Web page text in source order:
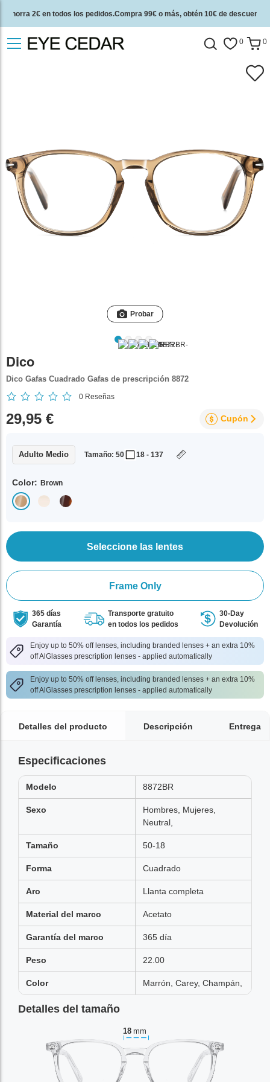
Ahorra 2€ en todos los pedidos.Compra 99€ o más, obtén 10€ de descuento.
2 años de garantía de calidad y 30 días de garantía de devolución del dinero.
0 0
Probar
Dico
Dico Gafas Cuadrado Gafas de prescripción 8872
0 Reseñas
29,95 € Cupón
Adulto Medio Tamaño: 50 18 - 137
Color: Brown
Seleccione las lentes
Frame Only
365 días
Garantía
Transporte gratuito
en todos los pedidos
30-Day
Devolución
Enjoy up to 50% off lenses, including branded lenses + an extra 10%
off AlGlasses prescription lenses - applied automatically
Enjoy up to 50% off lenses, including branded lenses + an extra 10%
off AlGlasses prescription lenses - applied automatically
Detalles del producto Descripción Entrega
Especificaciones
Modelo 8872BR
Sexo
Hombres, Mujeres,
Neutral,
Tamaño 50-18
Forma Cuadrado
Aro Llanta completa
Material del marco Acetato
Garantía del marco 365 día
Peso 22.00
Color Marrón, Carey, Champán,
Detalles del tamaño
18 mm